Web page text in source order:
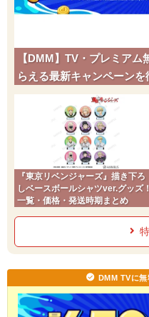
【DMM】TV・プレミア
らえる最新キャンペーン
チ】
『東京リベンジャーズ』描き下ろ
しベースボールシャツver.グッズ！
一覧・価格・発送時期まとめ
DMM TVに